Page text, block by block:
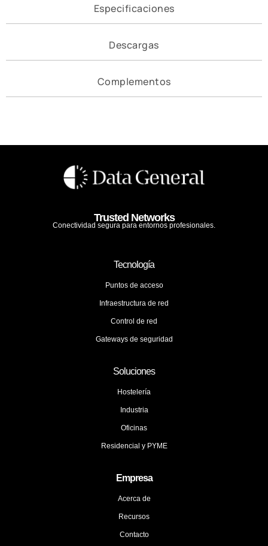
Especificaciones
Descargas
Complementos
Trusted Networks
Conectividad segura para entornos profesionales.
Tecnología
Puntos de acceso
Infraestructura de red
Control de red
Gateways de seguridad
Soluciones
Hostelería
Industria
Oficinas
Residencial y PYME
Empresa
Acerca de
Recursos
Contacto